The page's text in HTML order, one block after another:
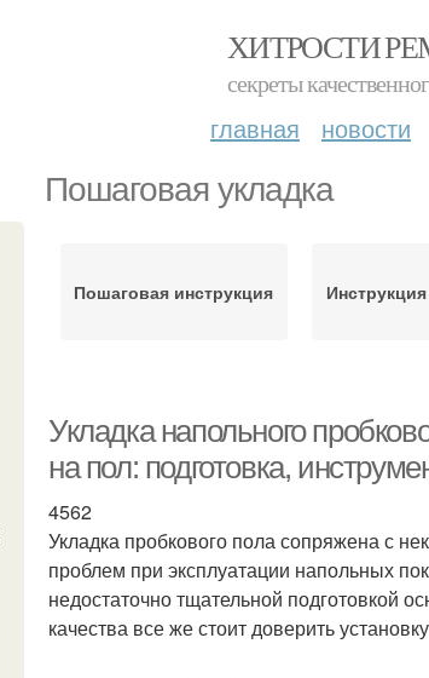
ХИТРОСТИ
секреты
главная новости
Пошаговая укладка
Пошаговая инструкция
Укладка напольного
на пол: подготовка,
4562
Укладка пробкового пола сопряжена с
проблем при эксплуатации напольных
недостаточно тщательной подготовкой
качества все же стоит доверить